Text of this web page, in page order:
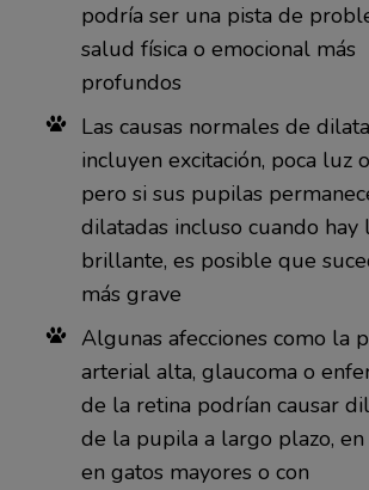
podría ser una pista de
salud física o emocional más
profundos
Las causas normales de
incluyen excitación, poca luz
pero si sus pupilas
dilatadas incluso cuando hay
brillante, es posible que
más grave
Algunas afecciones como la
arterial alta, glaucoma o
de la retina podrían causar
de la pupila a largo plazo, en
en gatos mayores o con